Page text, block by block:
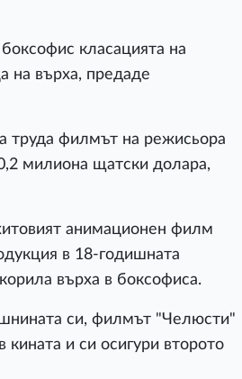
класацията на
на върха, предаде
труда филмът на режисьора
милиона щатски долара,
анимационен филм
в 18-годишната
върха в боксофиса.
си, филмът "Челюсти"
и си осигури второто